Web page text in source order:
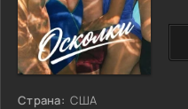
Страна: США